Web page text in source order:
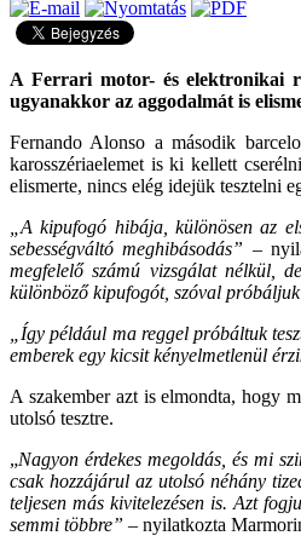
A Ferrari motor- és elektronikai
ugyanakkor az aggodalmát is
Fernando Alonso a második
karosszériaelemet is ki kellett
elismerte, nincs elég idejük tesztelni
„A kipufogó hibája, különösen az
sebességváltó meghibásodás” –
megfelelő számú vizsgálat nélkül,
különböző kipufogót, szóval
„Így például ma reggel próbáltuk
emberek egy kicsit kényelmetlenül
A szakember azt is elmondta, hogy
utolsó tesztre.
„Nagyon érdekes megoldás, és mi
csak hozzájárul az utolsó néhány
teljesen más kivitelezésen is. Azt
semmi többre” – nyilatkozta